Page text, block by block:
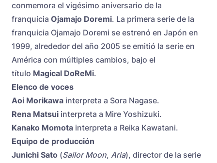
conmemora el vigésimo aniversario de la
franquicia Ojamajo Doremi. La primera serie de la
franquicia Ojamajo Doremi se estrenó en Japón en
1999, alrededor del año 2005 se emitió la serie en
América con múltiples cambios, bajo el
título Magical DoReMi.
Elenco de voces
Aoi Morikawa interpreta a Sora Nagase.
Rena Matsui interpreta a Mire Yoshizuki.
Kanako Momota interpreta a Reika Kawatani.
Equipo de producción
Junichi Sato (Sailor Moon, Aria), director de la serie